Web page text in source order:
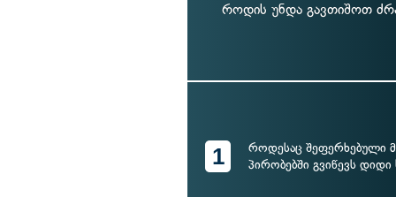
როდის უნდა გავთიშოთ
1
როდესაც შეფერხებული
პირობებში გვიწევს